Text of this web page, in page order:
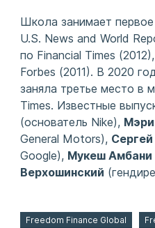
Школа занимает
U.S. News and World
по Financial Times
Forbes (2011). В 2020
заняла третье место в
Times. Известные
(основатель Nike),
General Motors),
Google), Мукеш Амбани
Верхошинский
Freedom Finance Global